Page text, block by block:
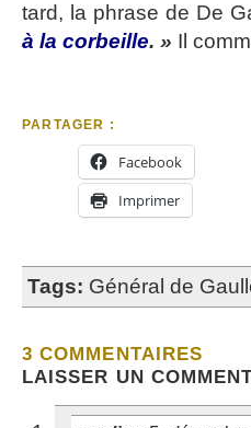
tard, la phrase de De
à la corbeille. » Il
PARTAGER :
Facebook
Imprimer
Tags: Général de
3 COMMENTAIRES
LAISSER UN